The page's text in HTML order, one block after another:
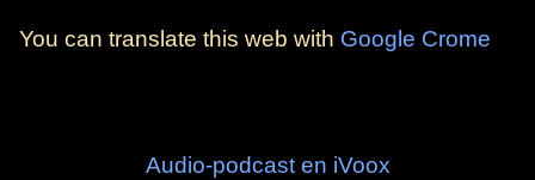
You can translate this web with Google Crome
Audio-podcast en iVoox